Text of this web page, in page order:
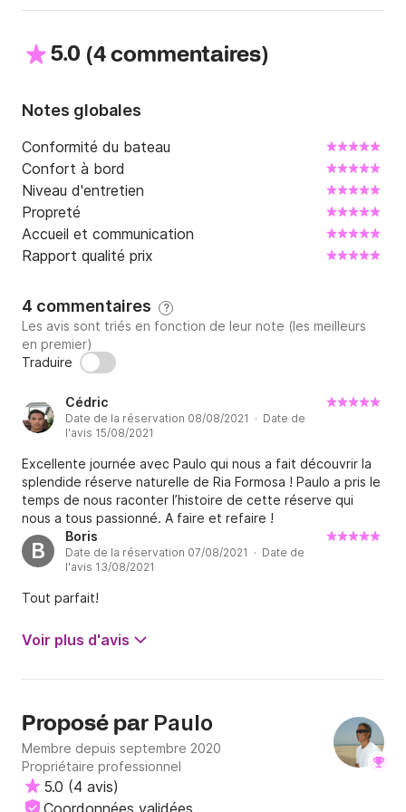
4. Les verres et flûtes sont interdits à bord.
5.0 (4 commentaires)
Notes globales
Conformité du bateau
Confort à bord
Niveau d'entretien
Propreté
Accueil et communication
Rapport qualité prix
4 commentaires ?
Les avis sont triés en fonction de leur note (les meilleurs
en premier)
Traduire
Cédric
Date de la réservation 08/08/2021 · Date de
l'avis 15/08/2021
Excellente journée avec Paulo qui nous a fait découvrir la
splendide réserve naturelle de Ria Formosa ! Paulo a pris le
temps de nous raconter l’histoire de cette réserve qui
nous a tous passionné. A faire et refaire !
B
Boris
Date de la réservation 07/08/2021 · Date de
l'avis 13/08/2021
Tout parfait!
Voir plus d'avis
Proposé par Paulo
Membre depuis septembre 2020
Propriétaire professionnel
5.0 (4 avis)